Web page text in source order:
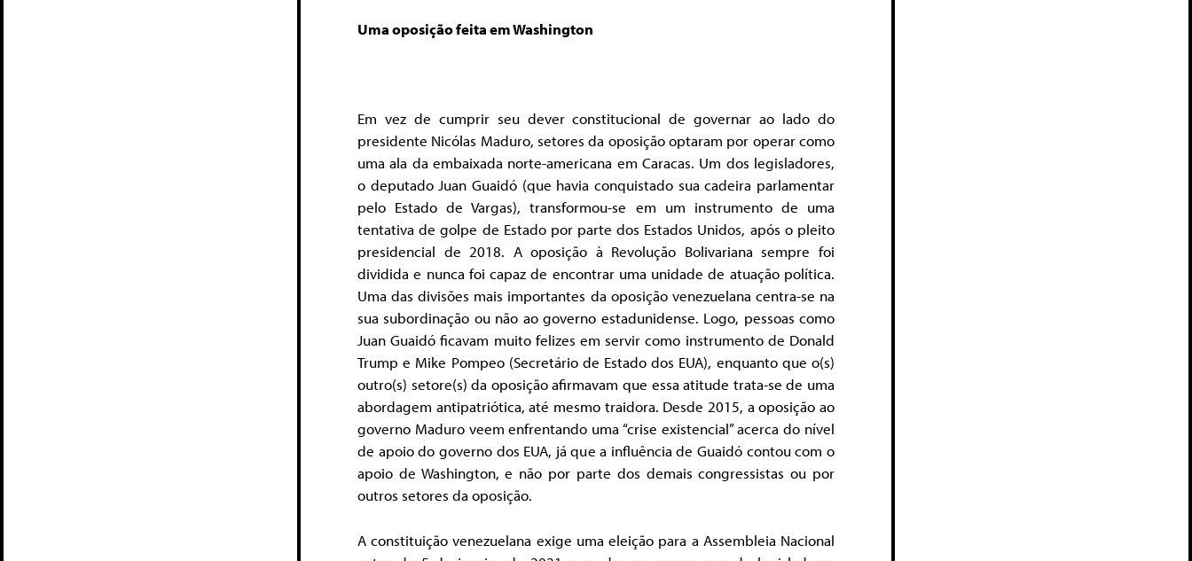
Uma oposição feita em Washington
Em vez de cumprir seu dever constitucional de governar ao lado do
presidente Nicólas Maduro, setores da oposição optaram por operar como
uma ala da embaixada norte-americana em Caracas. Um dos legisladores,
o deputado Juan Guaidó (que havia conquistado sua cadeira parlamentar
pelo Estado de Vargas), transformou-se em um instrumento de uma
tentativa de golpe de Estado por parte dos Estados Unidos, após o pleito
presidencial de 2018. A oposição à Revolução Bolivariana sempre foi
dividida e nunca foi capaz de encontrar uma unidade de atuação política.
Uma das divisões mais importantes da oposição venezuelana centra-se na
sua subordinação ou não ao governo estadunidense. Logo, pessoas como
Juan Guaidó ficavam muito felizes em servir como instrumento de Donald
Trump e Mike Pompeo (Secretário de Estado dos EUA), enquanto que o(s)
outro(s) setore(s) da oposição afirmavam que essa atitude trata-se de uma
abordagem antipatriótica, até mesmo traidora. Desde 2015, a oposição ao
governo Maduro veem enfrentando uma “crise existencial” acerca do nível
de apoio do governo dos EUA, já que a influência de Guaidó contou com o
apoio de Washington, e não por parte dos demais congressistas ou por
outros setores da oposição.
A constituição venezuelana exige uma eleição para a Assembleia Nacional